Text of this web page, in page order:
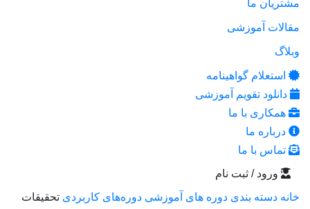
ما
آموزشی
استعلام گواهینامه
دانلود تقویم آموزشی
همکاری با ما
درباره ما
تماس با ما
ورود / ثبت نام
دسته بندی دوره های آموزشی دوره‌های کاربردی تحقیقات